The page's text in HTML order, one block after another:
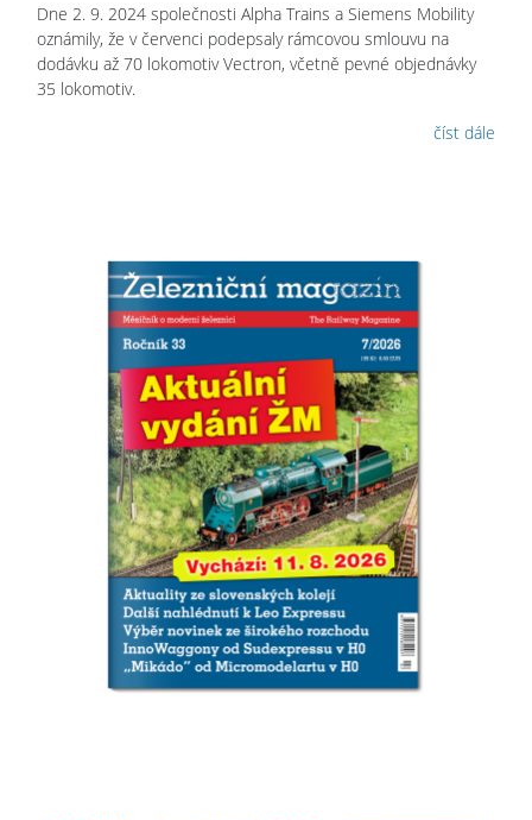
Dne 2. 9. 2024 společnosti Alpha Trains a Siemens Mobility
oznámily, že v červenci podepsaly rámcovou smlouvu na
dodávku až 70 lokomotiv Vectron, včetně pevné objednávky
35 lokomotiv.
číst dále